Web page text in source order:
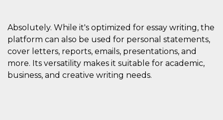
Absolutely. While it's optimized for essay writing, the
platform can also be used for personal statements,
cover letters, reports, emails, presentations, and
more. Its versatility makes it suitable for academic,
business, and creative writing needs.